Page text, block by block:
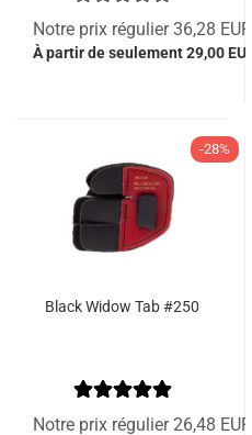
Notre prix régulier 36,28 EUR
À partir de seulement 29,00 EUR
-28%
Black Widow Tab #250
Notre prix régulier 26,48 EUR